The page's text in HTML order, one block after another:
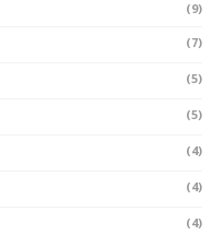
(9)
(7)
(5)
(5)
(4)
(4)
(4)